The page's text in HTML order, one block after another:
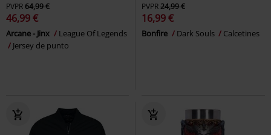
PVPR64,99 €
46,99 €
Arcane - Jinx
League Of Legends
Jersey de punto
PVPR24,99 €
16,99 €
Bonfire Dark Souls Calcetines